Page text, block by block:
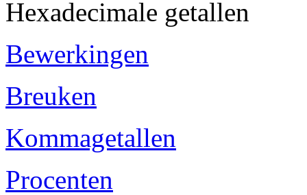
Hexadecimale getallen
Bewerkingen
Breuken
Kommagetallen
Procenten